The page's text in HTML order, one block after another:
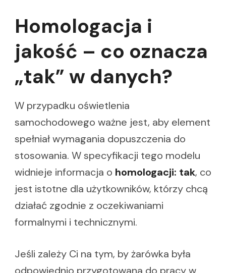
Homologacja i
jakość – co oznacza
„tak” w danych?
W przypadku oświetlenia
samochodowego ważne jest, aby element
spełniał wymagania dopuszczenia do
stosowania. W specyfikacji tego modelu
widnieje informacja o homologacji: tak, co
jest istotne dla użytkowników, którzy chcą
działać zgodnie z oczekiwaniami
formalnymi i technicznymi.
Jeśli zależy Ci na tym, by żarówka była
odpowiednio przygotowana do pracy w